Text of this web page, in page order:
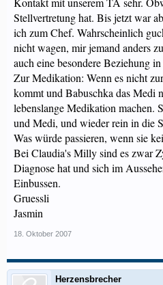
Stellvertretung hat. Bis jetzt war
ich zum Chef. Wahrscheinlich
nicht wagen, mir jemand anders
auch eine besondere Beziehung
Zur Medikation: Wenn es nicht
kommt und Babuschka das Medi
lebenslange Medikation machen.
und Medi, und wieder rein in die
Was würde passieren, wenn sie
Bei Claudia's Milly sind es zwar
Diagnose hat und sich im
Einbussen.
Gruessli
Jasmin
18. Oktober 2007
Herzensbrecher